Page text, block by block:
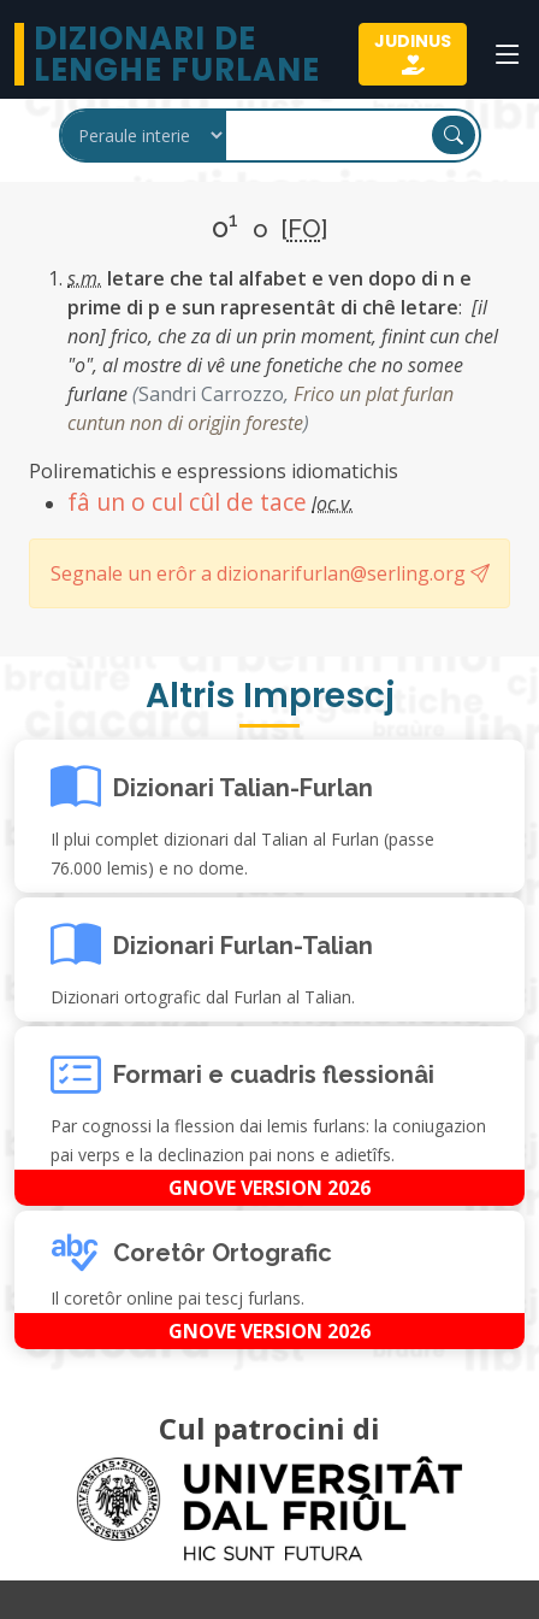
DIZIONARI DE
LENGHE FURLANE
JUDINUS
o1 o [FO]
s.m. letare che tal alfabet e ven dopo di n e
prime di p e sun rapresentât di chê letare: [il
non] frico, che za di un prin moment, finint cun chel
"o", al mostre di vê une fonetiche che no somee
furlane(Sandri Carrozzo, Frico un plat furlan
cuntun non di origjin foreste)
Polirematichis e espressions idiomatichis
fâ un o cul cûl de tace loc.v.
Segnale un erôr a dizionarifurlan@serling.org
Altris Imprescj
Dizionari Talian-Furlan
Il plui complet dizionari dal Talian al Furlan (passe
76.000 lemis) e no dome.
Dizionari Furlan-Talian
Dizionari ortografic dal Furlan al Talian.
Formari e cuadris flessionâi
Par cognossi la flession dai lemis furlans: la coniugazion
pai verps e la declinazion pai nons e adietîfs.
GNOVE VERSION 2026
Coretôr Ortografic
Il coretôr online pai tescj furlans.
GNOVE VERSION 2026
Cul patrocini di